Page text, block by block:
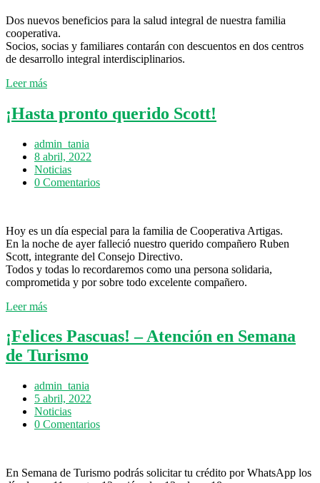
Dos nuevos beneficios para la salud integral de nuestra familia
cooperativa.
Socios, socias y familiares contarán con descuentos en dos centros
de desarrollo integral interdisciplinarios.
Leer más
¡Hasta pronto querido Scott!
admin_tania
8 abril, 2022
Noticias
0 Comentarios
Hoy es un día especial para la familia de Cooperativa Artigas.
En la noche de ayer falleció nuestro querido compañero Ruben
Scott, integrante del Consejo Directivo.
Todos y todas lo recordaremos como una persona solidaria,
comprometida y por sobre todo excelente compañero.
Leer más
¡Felices Pascuas! – Atención en Semana
de Turismo
admin_tania
5 abril, 2022
Noticias
0 Comentarios
En Semana de Turismo podrás solicitar tu crédito por WhatsApp los